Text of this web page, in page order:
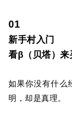
01
新手村入门
看β（贝塔）来
如果你没有什么
明，却是真理。